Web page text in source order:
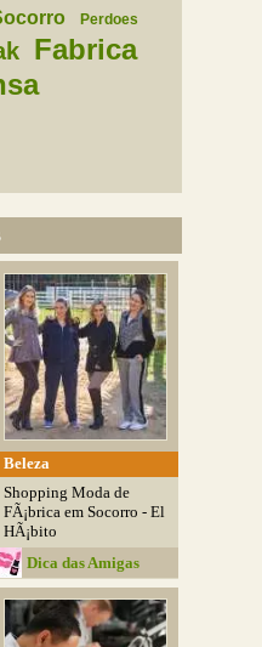
Perdoes
Fabrica
Beleza
Shopping Moda de
FÃ¡brica em Socorro - El
HÃ¡bito
Dica das Amigas